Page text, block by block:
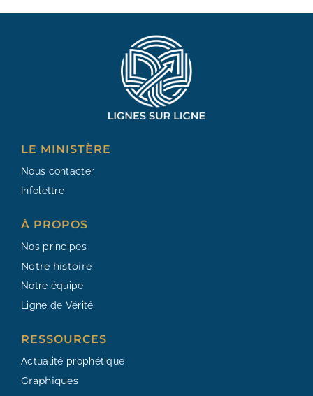
LE MINISTÈRE
Nous contacter
Infolettre
À PROPOS
Nos principes
Notre histoire
Notre équipe
Ligne de Vérité
RESSOURCES​
Actualité prophétique
Graphiques